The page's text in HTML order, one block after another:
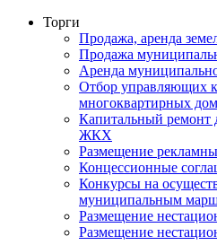
Торги
Продажа, аренда
Продажа
Аренда
Отбор управляющих
многоквартирных
Капитальный ремонт
ЖКХ
Размещение
Концессионные
Конкурсы на
муниципальным
Размещение
Размещение